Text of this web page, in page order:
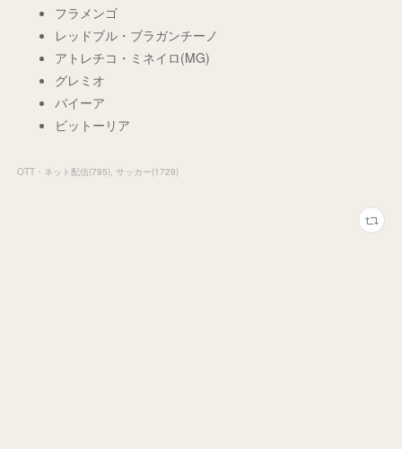
フラメンゴ
レッドブル・ブラガンチーノ
アトレチコ・ミネイロ(MG)
グレミオ
バイーア
ビットーリア
OTT・ネット配信(795) サッカー(1729)